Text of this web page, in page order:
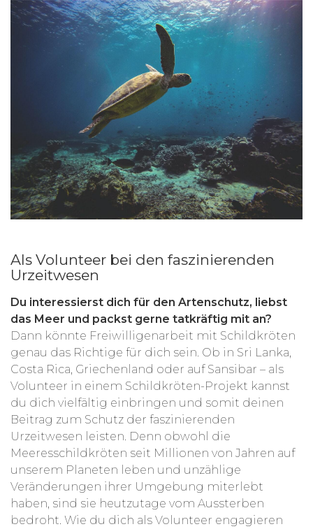
Als Volunteer bei den faszinierenden
Urzeitwesen
Du interessierst dich für den Artenschutz, liebst
das Meer und packst gerne tatkräftig mit an?
Dann könnte Freiwilligenarbeit mit Schildkröten
genau das Richtige für dich sein. Ob in Sri Lanka,
Costa Rica, Griechenland oder auf Sansibar – als
Volunteer in einem Schildkröten-Projekt kannst
du dich vielfältig einbringen und somit deinen
Beitrag zum Schutz der faszinierenden
Urzeitwesen leisten. Denn obwohl die
Meeresschildkröten seit Millionen von Jahren auf
unserem Planeten leben und unzählige
Veränderungen ihrer Umgebung miterlebt
haben, sind sie heutzutage vom Aussterben
bedroht. Wie du dich als Volunteer engagieren